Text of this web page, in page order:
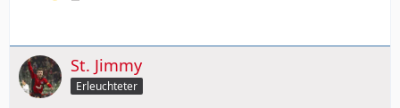
St. Jimmy
Erleuchteter